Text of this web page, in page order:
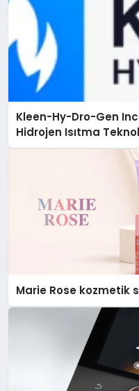
Kleen-Hy-Dro-Gen
Hidrojen Isıtma
Düzenleyici
Marie Rose kozmetik